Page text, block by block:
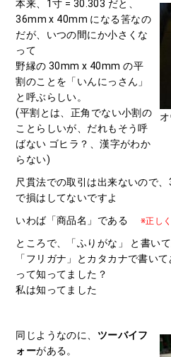
本来、1寸 = 30.303 だと、
36mm x 40mm になる筈なの
だが、いつの間にか小さくな
って
野縁の 30mm x 40mm の平
割のことを「いんにっさん」
と呼ぶらしい。
(平割とは、正角でない小割の
ことらしいが、だれもそう呼
ばない ゴヒラ？、漢字がわか
らない)
尺貫法での取引は出来ないので
で損はしてないですよ
いわば「商品名」である ※正し
ところで、「ふりがな」 と書い
「フリガナ」とカタカナで書い
って知ってました？
私は知ってました
同じようなのに、 ツーバイフ
ォーがある。